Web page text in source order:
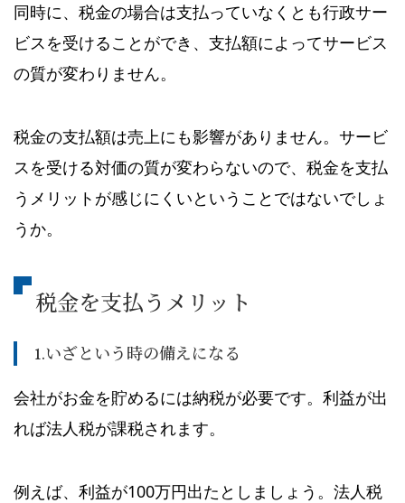
同時に、税金の場合は支払っていなくとも行政サー
ビスを受けることができ、支払額によってサービス
の質が変わりません。
税金の支払額は売上にも影響がありません。サービ
スを受ける対価の質が変わらないので、税金を支払
うメリットが感じにくいということではないでしょ
うか。
税金を支払うメリット
1.いざという時の備えになる
会社がお金を貯めるには納税が必要です。利益が出
れば法人税が課税されます。
例えば、利益が100万円出たとしましょう。法人税